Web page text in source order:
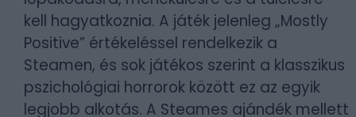
kell hagyatkoznia. A játék jelenleg „Mostly
Positive” értékeléssel rendelkezik a
Steamen, és sok játékos szerint a klasszikus
pszichológiai horrorok között ez az egyik
legjobb alkotás. A Steames ajándék mellett